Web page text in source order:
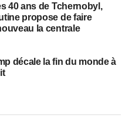
40 ans de Tchernobyl,
propose de faire
la centrale
décale la fin du monde à